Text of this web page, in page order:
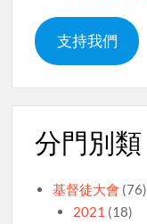
支持我們
分門別類
基督徒大會 (76)
2021 (18)